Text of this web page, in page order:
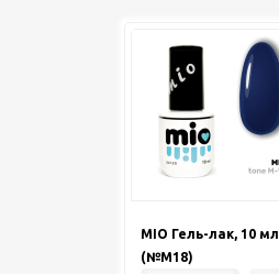
MIO Гель-лак, 10 мл
(№М18)